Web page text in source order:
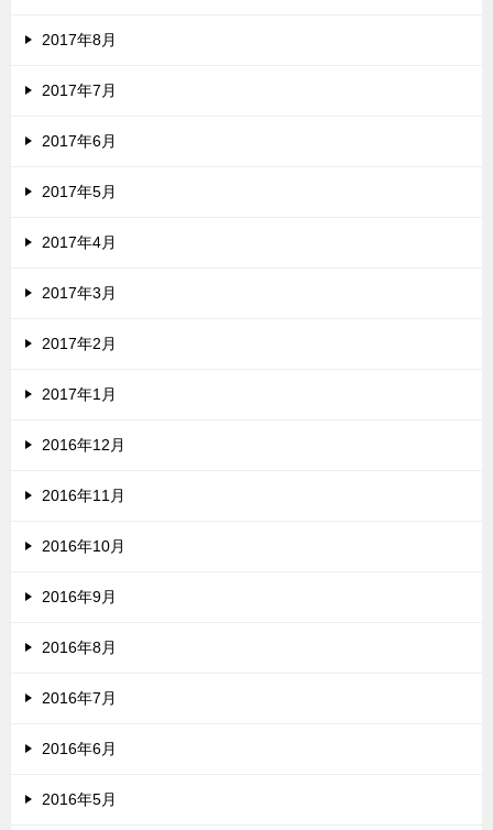
2017年8月
2017年7月
2017年6月
2017年5月
2017年4月
2017年3月
2017年2月
2017年1月
2016年12月
2016年11月
2016年10月
2016年9月
2016年8月
2016年7月
2016年6月
2016年5月